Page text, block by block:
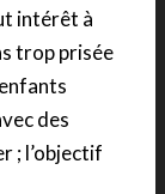
intérêt à
trop prisée
des
; l’objectif